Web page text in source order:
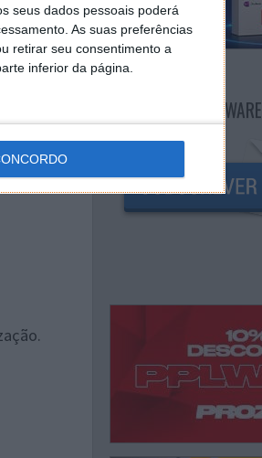
seus dados pessoais poderá
As suas preferências
retirar seu consentimento a
inferior da página.
NEWSLETTER PPLWARE